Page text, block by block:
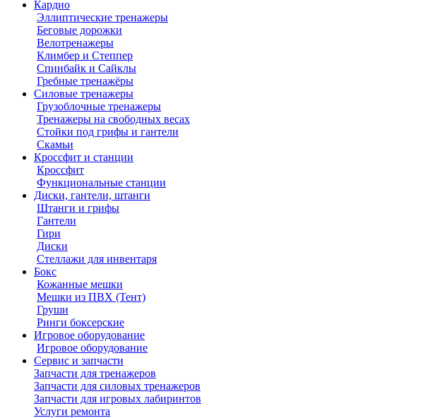
Кардио
Эллиптические тренажеры
Беговые дорожки
Велотренажеры
Климбер и Степпер
Спинбайк и Сайклы
Гребные тренажёры
Силовые тренажеры
Грузоблочные тренажеры
Тренажеры на свободных весах
Стойки под грифы и гантели
Скамьи
Кроссфит и станции
Кроссфит
Функциональные станции
Диски, гантели, штанги
Штанги и грифы
Гантели
Гири
Диски
Стеллажи для инвентаря
Бокс
Кожанные мешки
Мешки из ПВХ (Тент)
Груши
Ринги боксерские
Игровое оборудование
Игровое оборудование
Сервис и запчасти
Запчасти для тренажеров
Запчасти для силовых тренажеров
Запчасти для игровых лабиринтов
Услуги ремонта